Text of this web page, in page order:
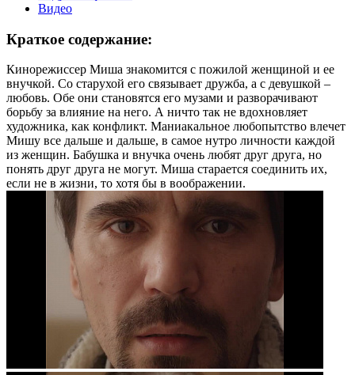
Видео
Краткое содержание:
Кинорежиссер Миша знакомится с пожилой женщиной и ее
внучкой. Со старухой его связывает дружба, а с девушкой –
любовь. Обе они становятся его музами и разворачивают
борьбу за влияние на него. А ничто так не вдохновляет
художника, как конфликт. Маниакальное любопытство влечет
Мишу все дальше и дальше, в самое нутро личности каждой
из женщин. Бабушка и внучка очень любят друг друга, но
понять друг друга не могут. Миша старается соединить их,
если не в жизни, то хотя бы в воображении.